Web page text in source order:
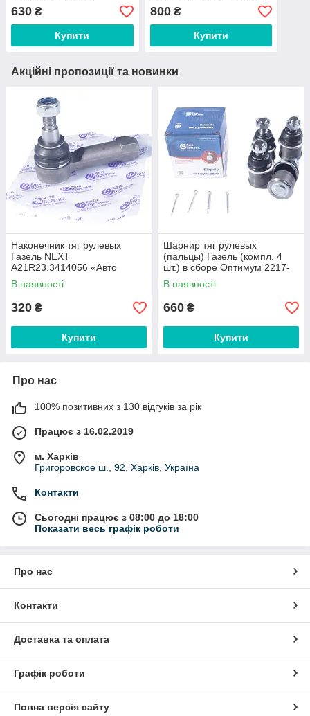
630 ₴
Купити
800₴
Купити
Акційні пропозиції та новинки
Наконечник тяг рулевых
Газель NEXT
А21R23.3414056 «Авто
Престиж»
В наявності
320 ₴
Купити
Шарнир тяг рулевых
(пальцы) Газель (компл. 4
шт.) в сборе Оптимум 2217-
3414029-55 «Авто Престиж»
В наявності
660 ₴
Купити
Про нас
100% позитивних з 130 відгуків за рік
Працює з 16.02.2019
м. Харків
Григоровское ш., 92, Харків, Україна
Контакти
Сьогодні працює з 08:00 до 18:00
Показати весь графік роботи
Про нас
Контакти
Доставка та оплата
Графік роботи
Повна версія сайту